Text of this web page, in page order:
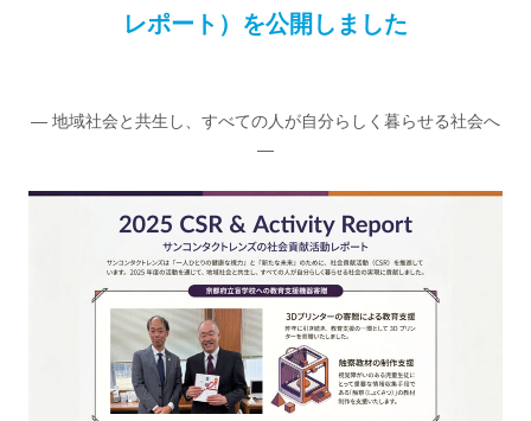
レポート）を公開しました
― 地域社会と共生し、すべての人が自分らしく暮らせる社会へ
―